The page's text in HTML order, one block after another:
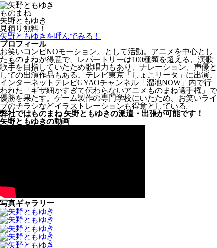
ものまね
矢野ともゆき
見積り無料！
矢野ともゆきを呼んでみる！
プロフィール
お笑いコンビNOモーション。として活動。アニメを中心とし
たものまねが得意で、レパートリーは100種類を超える。演歌
歌手を目指していたため歌唱力もあり、ナレーション、声優と
しての出演作品もある。テレビ東京「しょこリータ」に出演。
インターネットテレビGYAOチャンネル「溜池NOW」内で行
われた「ギザ細かすぎて伝わらないアニメものまね選手権」で
優勝を果たす。ゲーム製作の専門学校にいたため、お笑いライ
ブのチラシなどイラストレーションも得意としている。
弊社ではものまね 矢野ともゆきの派遣・出張が可能です！
矢野ともゆきの動画
写真ギャラリー